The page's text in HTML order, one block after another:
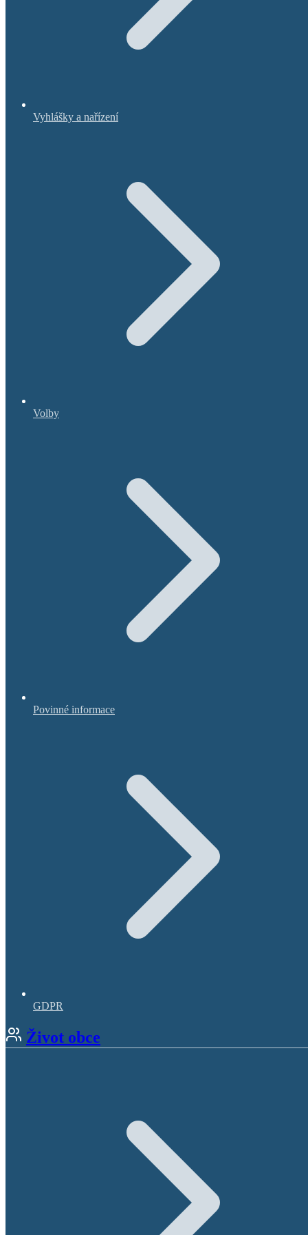
Vyhlášky a nařízení
Volby
Povinné informace
GDPR
Život obce